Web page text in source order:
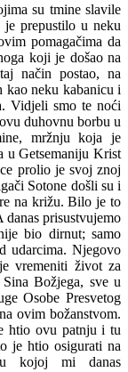
su tmine slavile
je prepustilo u neku
pomagačima da
koji je došao na
način postao, na
neku kabanicu i
Vidjeli smo te noći
duhovnu borbu u
mržnju koja je
u Getsemaniju Krist
prolio je svoj znoj
Sotone došli su i
na križu. Bilo je to
danas prisustvujemo
bio dirnut; samo
udarcima. Njegovo
vremeniti život za
Božjega, sve u
Osobe Presvetog
ovim božanstvom.
htio ovu patnju i tu
je htio osigurati na
kojoj mi danas